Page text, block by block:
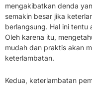
mengakibatkan denda
semakin besar jika
berlangsung. Hal ini tentu
Oleh karena itu,
mudah dan praktis akan
keterlambatan.
Kedua, keterlambatan